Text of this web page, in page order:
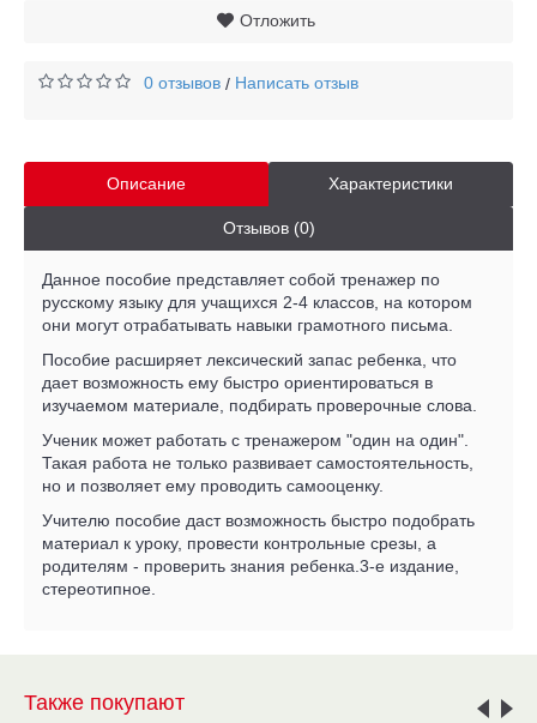
Отложить
0 отзывов / Написать отзыв
Описание Характеристики
Отзывов (0)
Данное пособие представляет собой тренажер по
русскому языку для учащихся 2-4 классов, на котором
они могут отрабатывать навыки грамотного письма.
Пособие расширяет лексический запас ребенка, что
дает возможность ему быстро ориентироваться в
изучаемом материале, подбирать проверочные слова.
Ученик может работать с тренажером "один на один".
Такая работа не только развивает самостоятельность,
но и позволяет ему проводить самооценку.
Учителю пособие даст возможность быстро подобрать
материал к уроку, провести контрольные срезы, а
родителям - проверить знания ребенка.3-е издание,
стереотипное.
Также покупают